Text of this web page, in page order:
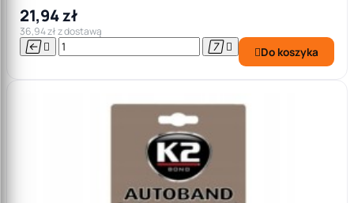
21,94 zł
36,94 zł z dostawą
    Do koszyka